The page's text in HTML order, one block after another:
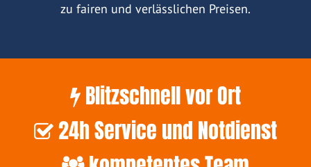
zu fairen und verlässlichen Preisen.
Blitzschnell vor Ort
24h Service und Notdienst